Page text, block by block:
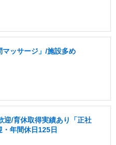
ッサージ」/施設多め
迎/育休取得実績あり「正社
年間休日125日